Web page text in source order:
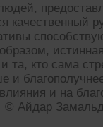
качественный
та, кто сама
и
и на
© Айдар